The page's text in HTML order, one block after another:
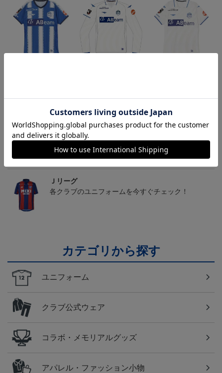
トピックス
Ｊリーグ
多種多様なアパレルアイテムはこちら！！
Ｊリーグ
各クラブのユニフォームを今すぐチェック！
カテゴリから探す
ユニフォーム
クラブ公式ウェア
コラボ・メモリアルグッズ
アパレル・ファッション小物